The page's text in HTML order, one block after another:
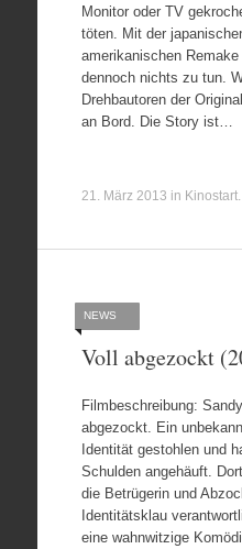
Monitor oder TV
töten. Mit der
amerikanischen
dennoch nichts zu tun.
Drehbautoren der
an Bord. Die Story ist…
21. März 2013 in Kinostart.
NEWS
Voll abgezockt
Filmbeschreibung:
abgezockt. Ein
Identität gestohlen und
Schulden angehäuft.
die Betrügerin und
Identitätsklau
eine wahnwitzige